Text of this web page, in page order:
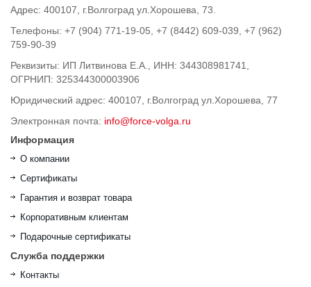
Адрес: 400107, г.Волгоград ул.Хорошева, 73.
Телефоны: +7 (904) 771-19-05, +7 (8442) 609-039, +7 (962)
759-90-39
Реквизиты: ИП Литвинова Е.А., ИНН: 344308981741,
ОГРНИП: 325344300003906
Юридический адрес: 400107, г.Волгоград ул.Хорошева, 77
Электронная почта: info@force-volga.ru
Информация
О компании
Сертификаты
Гарантия и возврат товара
Корпоративным клиентам
Подарочные сертификаты
Служба поддержки
Контакты